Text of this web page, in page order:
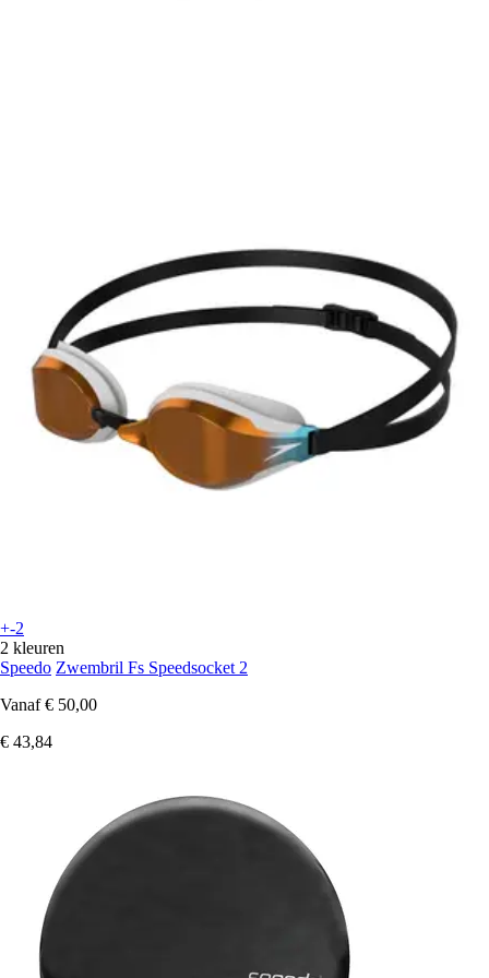
+-2
2 kleuren
Speedo Zwembril Fs Speedsocket 2
Vanaf € 50,00
€ 43,84